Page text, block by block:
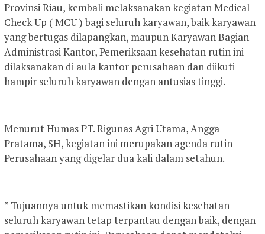
Provinsi Riau, kembali melaksanakan kegiatan Medical
Check Up ( MCU ) bagi seluruh karyawan, baik karyawan
yang bertugas dilapangkan, maupun Karyawan Bagian
Administrasi Kantor, Pemeriksaan kesehatan rutin ini
dilaksanakan di aula kantor perusahaan dan diikuti
hampir seluruh karyawan dengan antusias tinggi.
Menurut Humas PT. Rigunas Agri Utama, Angga
Pratama, SH, kegiatan ini merupakan agenda rutin
Perusahaan yang digelar dua kali dalam setahun.
” Tujuannya untuk memastikan kondisi kesehatan
seluruh karyawan tetap terpantau dengan baik, dengan